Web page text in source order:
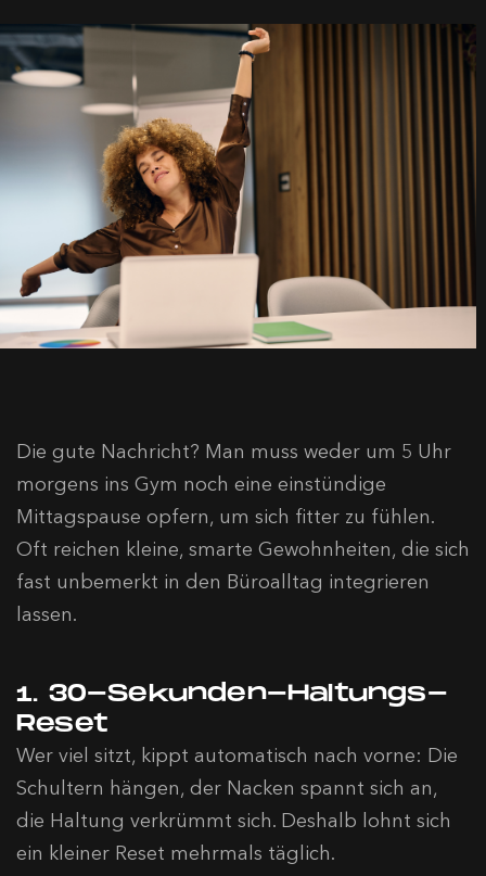
Die gute Nachricht? Man muss weder um 5 Uhr
morgens ins Gym noch eine einstündige
Mittagspause opfern, um sich fitter zu fühlen.
Oft reichen kleine, smarte Gewohnheiten, die sich
fast unbemerkt in den Büroalltag integrieren
lassen.
1. 30-Sekunden-Haltungs-
Reset
Wer viel sitzt, kippt automatisch nach vorne: Die
Schultern hängen, der Nacken spannt sich an,
die Haltung verkrümmt sich. Deshalb lohnt sich
ein kleiner Reset mehrmals täglich.